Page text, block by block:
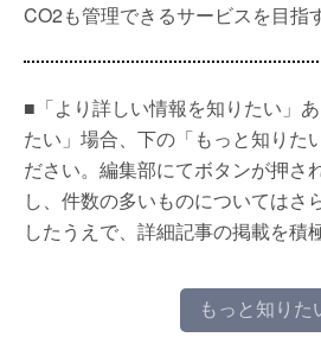
CO2も管理できるサービスを目指す
■「より詳しい情報を知りたい」
たい」場合、下の「もっと知りた
ださい。編集部にてボタンが押さ
し、件数の多いものについてはさ
したうえで、詳細記事の掲載を積
もっと知りた